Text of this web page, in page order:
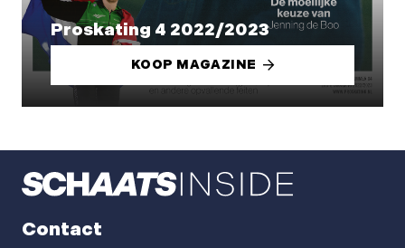
Proskating 4 2022/2023
KOOP MAGAZINE
Contact